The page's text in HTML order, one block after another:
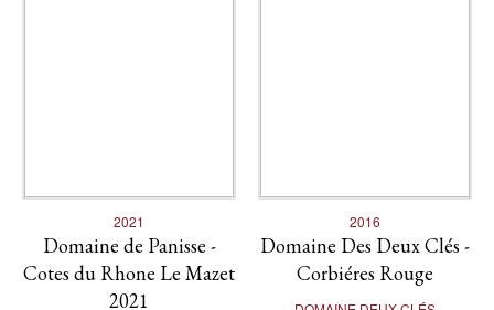
2021
Domaine de Panisse -
Cotes du Rhone Le Mazet
2021
2016
Domaine Des Deux Clés -
Corbiéres Rouge